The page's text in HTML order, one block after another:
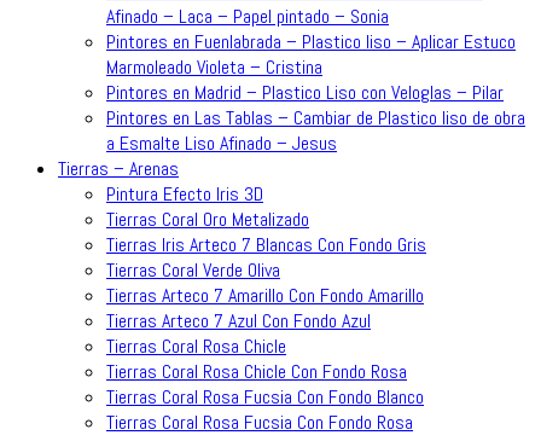
Afinado – Laca – Papel pintado – Sonia
Pintores en Fuenlabrada – Plastico liso – Aplicar Estuco
Marmoleado Violeta – Cristina
Pintores en Madrid – Plastico Liso con Veloglas – Pilar
Pintores en Las Tablas – Cambiar de Plastico liso de obra
a Esmalte Liso Afinado – Jesus
Tierras – Arenas
Pintura Efecto Iris 3D
Tierras Coral Oro Metalizado
Tierras Iris Arteco 7 Blancas Con Fondo Gris
Tierras Coral Verde Oliva
Tierras Arteco 7 Amarillo Con Fondo Amarillo
Tierras Arteco 7 Azul Con Fondo Azul
Tierras Coral Rosa Chicle
Tierras Coral Rosa Chicle Con Fondo Rosa
Tierras Coral Rosa Fucsia Con Fondo Blanco
Tierras Coral Rosa Fucsia Con Fondo Rosa